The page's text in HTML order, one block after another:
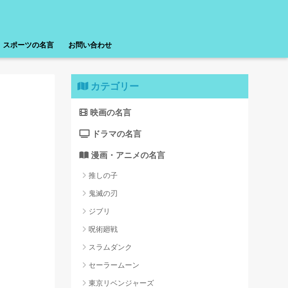
スポーツの名言 お問い合わせ
カテゴリー
映画の名言
ドラマの名言
漫画・アニメの名言
推しの子
鬼滅の刃
ジブリ
呪術廻戦
スラムダンク
セーラームーン
東京リベンジャーズ